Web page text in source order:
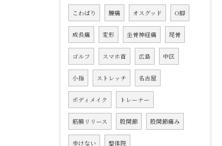
こわばり 腰痛 オスグッド O脚
成長痛 変形 坐骨神経痛 尾骨
ゴルフ スマホ首 広島 中区
小指 ストレッチ 名古屋
ボディメイク トレーナー
筋膜リリース 股関節 股関節痛み
歩けない 整体院